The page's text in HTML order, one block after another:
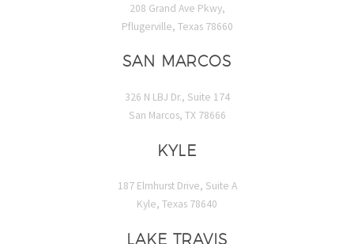
208 Grand Ave Pkwy,
Pflugerville, Texas 78660
SAN MARCOS
326 N LBJ Dr., Suite 174
San Marcos, TX 78666
KYLE
187 Elmhurst Drive, Suite A
Kyle, Texas 78640
LAKE TRAVIS